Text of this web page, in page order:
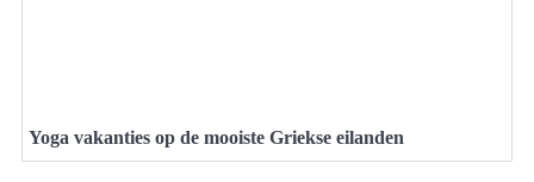
Yoga vakanties op de mooiste Griekse eilanden